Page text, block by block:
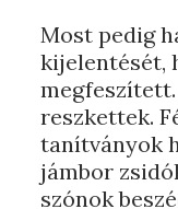
Most pedig
kijelentését,
reszkettek.
tanítványok
jámbor
szónok